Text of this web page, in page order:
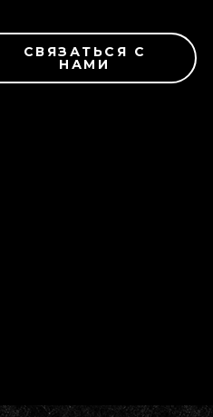
СВЯЗАТЬСЯ С
НАМИ